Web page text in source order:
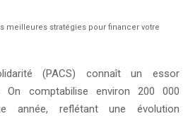
meilleures stratégies pour financer votre
(PACS) connaît un essor
On comptabilise environ 200 000
année, reflétant une évolution